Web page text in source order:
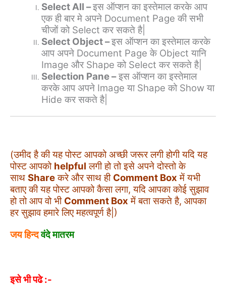
Select All –इस ऑप्शन का इस्तेमाल करके आप
एक ही बार मे अपने Document Page की सभी
चीजों को Select कर सकते है|
Select Object –इस ऑप्शन का इस्तेमाल करके
आप अपने Document Page के Object यानि
Image और Shape को Select कर सकते है|
Selection Pane –इस ऑप्शन का इस्तेमाल
करके आप अपने Image या Shape को Show या
Hide कर सकते है|
(उमीद है की यह पोस्ट आपको अच्छी जरूर लगी होगी यदि यह
पोस्ट आपको helpful लगी हो तो इसे अपने दोस्तो के
साथ Shareकरे और साथ ही Comment Box में यभी
बताए की यह पोस्ट आपको कैसा लगा, यदि आपका कोई सुझाव
हो तो आप वो भी Comment Box में बता सकते है, आपका
हर सुझाव हमारे लिए महत्वपूर्ण है|)
जय हिन्दवंदे मातरम
इसे भी पढे :-